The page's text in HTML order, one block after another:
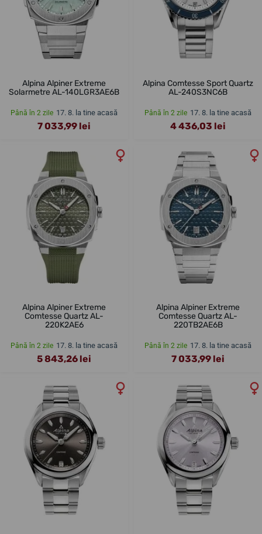
Alpina Alpiner Extreme
Solarmetre AL-140LGR3AE6B
Până în 2 zile 17. 8. la tine acasă
7 033,99 lei
Alpina Comtesse Sport Quartz
AL-240S3NC6B
Până în 2 zile 17. 8. la tine acasă
4 436,03 lei
Alpina Alpiner Extreme
Comtesse Quartz AL-
220K2AE6
Până în 2 zile 17. 8. la tine acasă
5 843,26 lei
Alpina Alpiner Extreme
Comtesse Quartz AL-
220TB2AE6B
Până în 2 zile 17. 8. la tine acasă
7 033,99 lei